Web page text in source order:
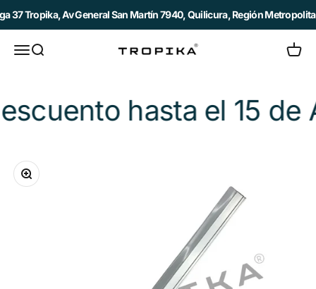
Av General San Martín 7940, Quilicura, Región Metropolitana /
Abrir menú de navegación
Abrir búsqueda Tropika Abrir
hasta el 15 de
Zoom